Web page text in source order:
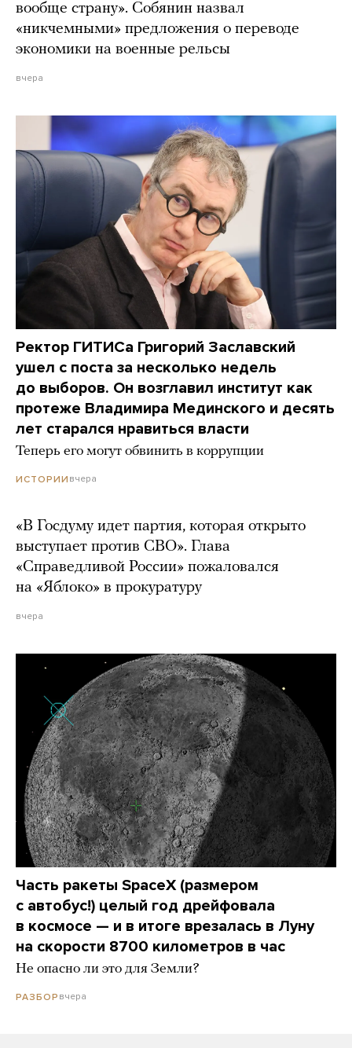
вообще страну». Собянин назвал
«никчемными» предложения о переводе
экономики на военные рельсы
вчера
Ректор ГИТИСа Григорий Заславский
ушел с поста за несколько недель
до выборов. Он возглавил институт как
протеже Владимира Мединского и десять
лет старался нравиться власти
Теперь его могут обвинить в коррупции
ИСТОРИИ вчера
«В Госдуму идет партия, которая открыто
выступает против СВО». Глава
«Справедливой России» пожаловался
на «Яблоко» в прокуратуру
вчера
Часть ракеты SpaceX (размером
с автобус!) целый год дрейфовала
в космосе — и в итоге врезалась в Луну
на скорости 8700 километров в час
Не опасно ли это для Земли?
РАЗБОР вчера